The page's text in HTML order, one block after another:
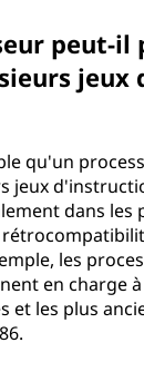
peut-il
qu'un
jeux
dans les
les
en charge
et les plus